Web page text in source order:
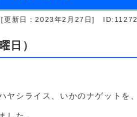
[更新日：2023年2月27日] ID:11272
日）
ヤシライス、いかのナゲットを